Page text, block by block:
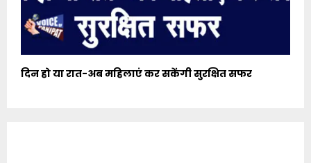
दिन हो या रात-अब महिलाएं कर सकेंगी सुरक्षित सफर